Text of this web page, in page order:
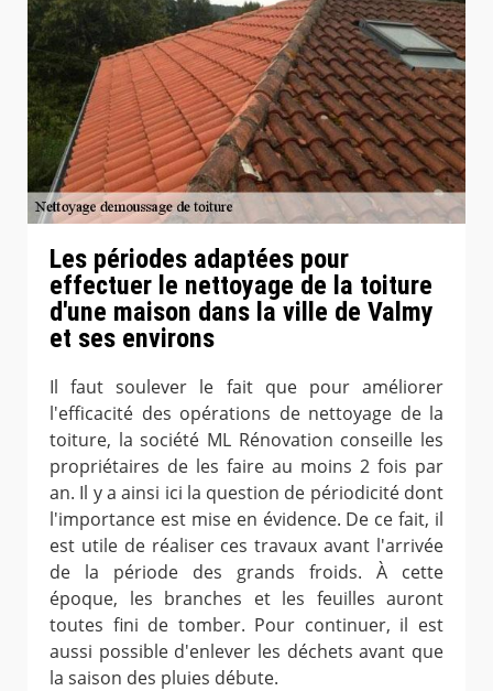
Les périodes adaptées pour
effectuer le nettoyage de la toiture
d'une maison dans la ville de Valmy
et ses environs
Il faut soulever le fait que pour améliorer
l'efficacité des opérations de nettoyage de la
toiture, la société ML Rénovation conseille les
propriétaires de les faire au moins 2 fois par
an. Il y a ainsi ici la question de périodicité dont
l'importance est mise en évidence. De ce fait, il
est utile de réaliser ces travaux avant l'arrivée
de la période des grands froids. À cette
époque, les branches et les feuilles auront
toutes fini de tomber. Pour continuer, il est
aussi possible d'enlever les déchets avant que
la saison des pluies débute.